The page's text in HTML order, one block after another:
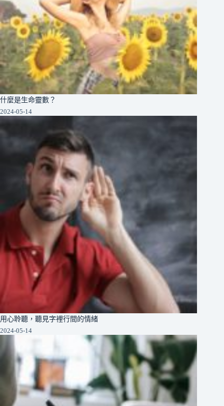
什麼是生命靈數？
2024-05-14
用心聆聽，聽見字裡行間的情緒
2024-05-14